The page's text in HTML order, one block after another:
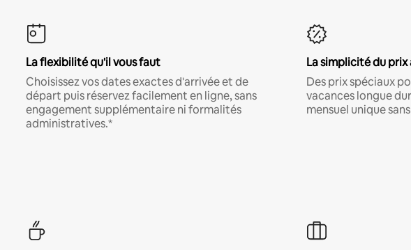
La flexibilité qu'il vous faut
Choisissez vos dates exactes d'arrivée et de
départ puis réservez facilement en ligne, sans
engagement supplémentaire ni formalités
administratives.*
La simplicité du prix
Des prix spéciaux
vacances longue
mensuel unique